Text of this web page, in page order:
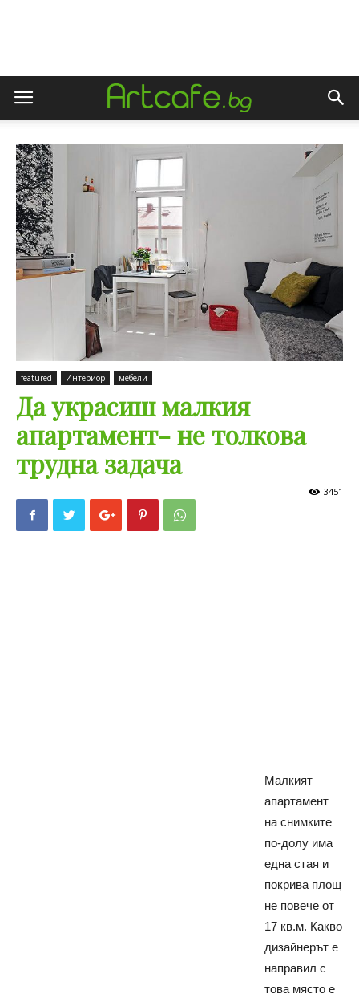
featured Интериор мебели
Да украсиш малкия
апартамент- не толкова
трудна задача
3451
Малкият
апартамент
на снимките
по-долу има
една стая и
покрива площ
не повече от
17 кв.м. Какво
дизайнерът е
направил с
това място е